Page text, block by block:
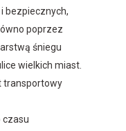
bezpiecznych,
poprzez
śniegu
wielkich miast.
transportowy
czasu